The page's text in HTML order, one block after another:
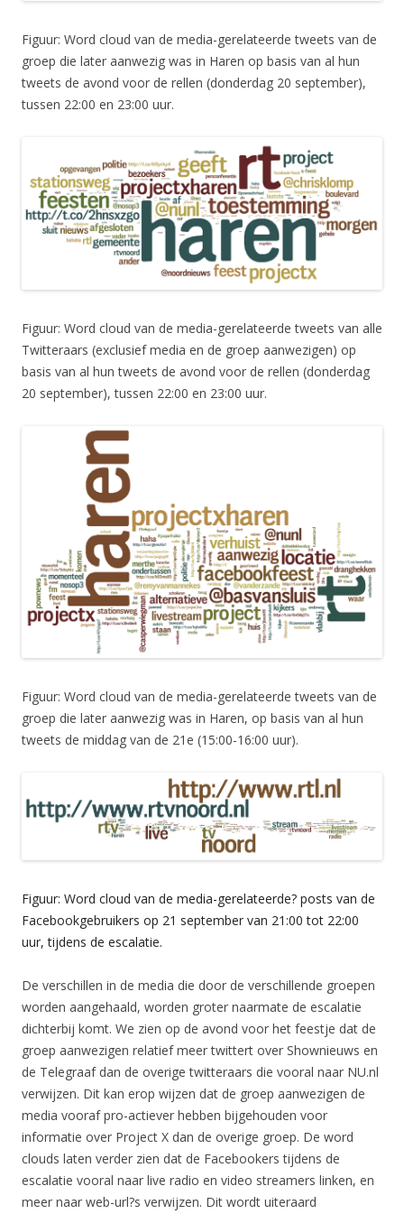
Figuur: Word cloud van de media-gerelateerde tweets van de
groep die later aanwezig was in Haren op basis van al hun
tweets de avond voor de rellen (donderdag 20 september),
tussen 22:00 en 23:00 uur.
Figuur: Word cloud van de media-gerelateerde tweets van alle
Twitteraars (exclusief media en de groep aanwezigen) op
basis van al hun tweets de avond voor de rellen (donderdag
20 september), tussen 22:00 en 23:00 uur.
Figuur: Word cloud van de media-gerelateerde tweets van de
groep die later aanwezig was in Haren, op basis van al hun
tweets de middag van de 21e (15:00-16:00 uur).
Figuur: Word cloud van de media-gerelateerde? posts van de
Facebookgebruikers op 21 september van 21:00 tot 22:00
uur, tijdens de escalatie.
De verschillen in de media die door de verschillende groepen
worden aangehaald, worden groter naarmate de escalatie
dichterbij komt. We zien op de avond voor het feestje dat de
groep aanwezigen relatief meer twittert over Shownieuws en
de Telegraaf dan de overige twitteraars die vooral naar NU.nl
verwijzen. Dit kan erop wijzen dat de groep aanwezigen de
media vooraf pro-actiever hebben bijgehouden voor
informatie over Project X dan de overige groep. De word
clouds laten verder zien dat de Facebookers tijdens de
escalatie vooral naar live radio en video streamers linken, en
meer naar web-url?s verwijzen. Dit wordt uiteraard